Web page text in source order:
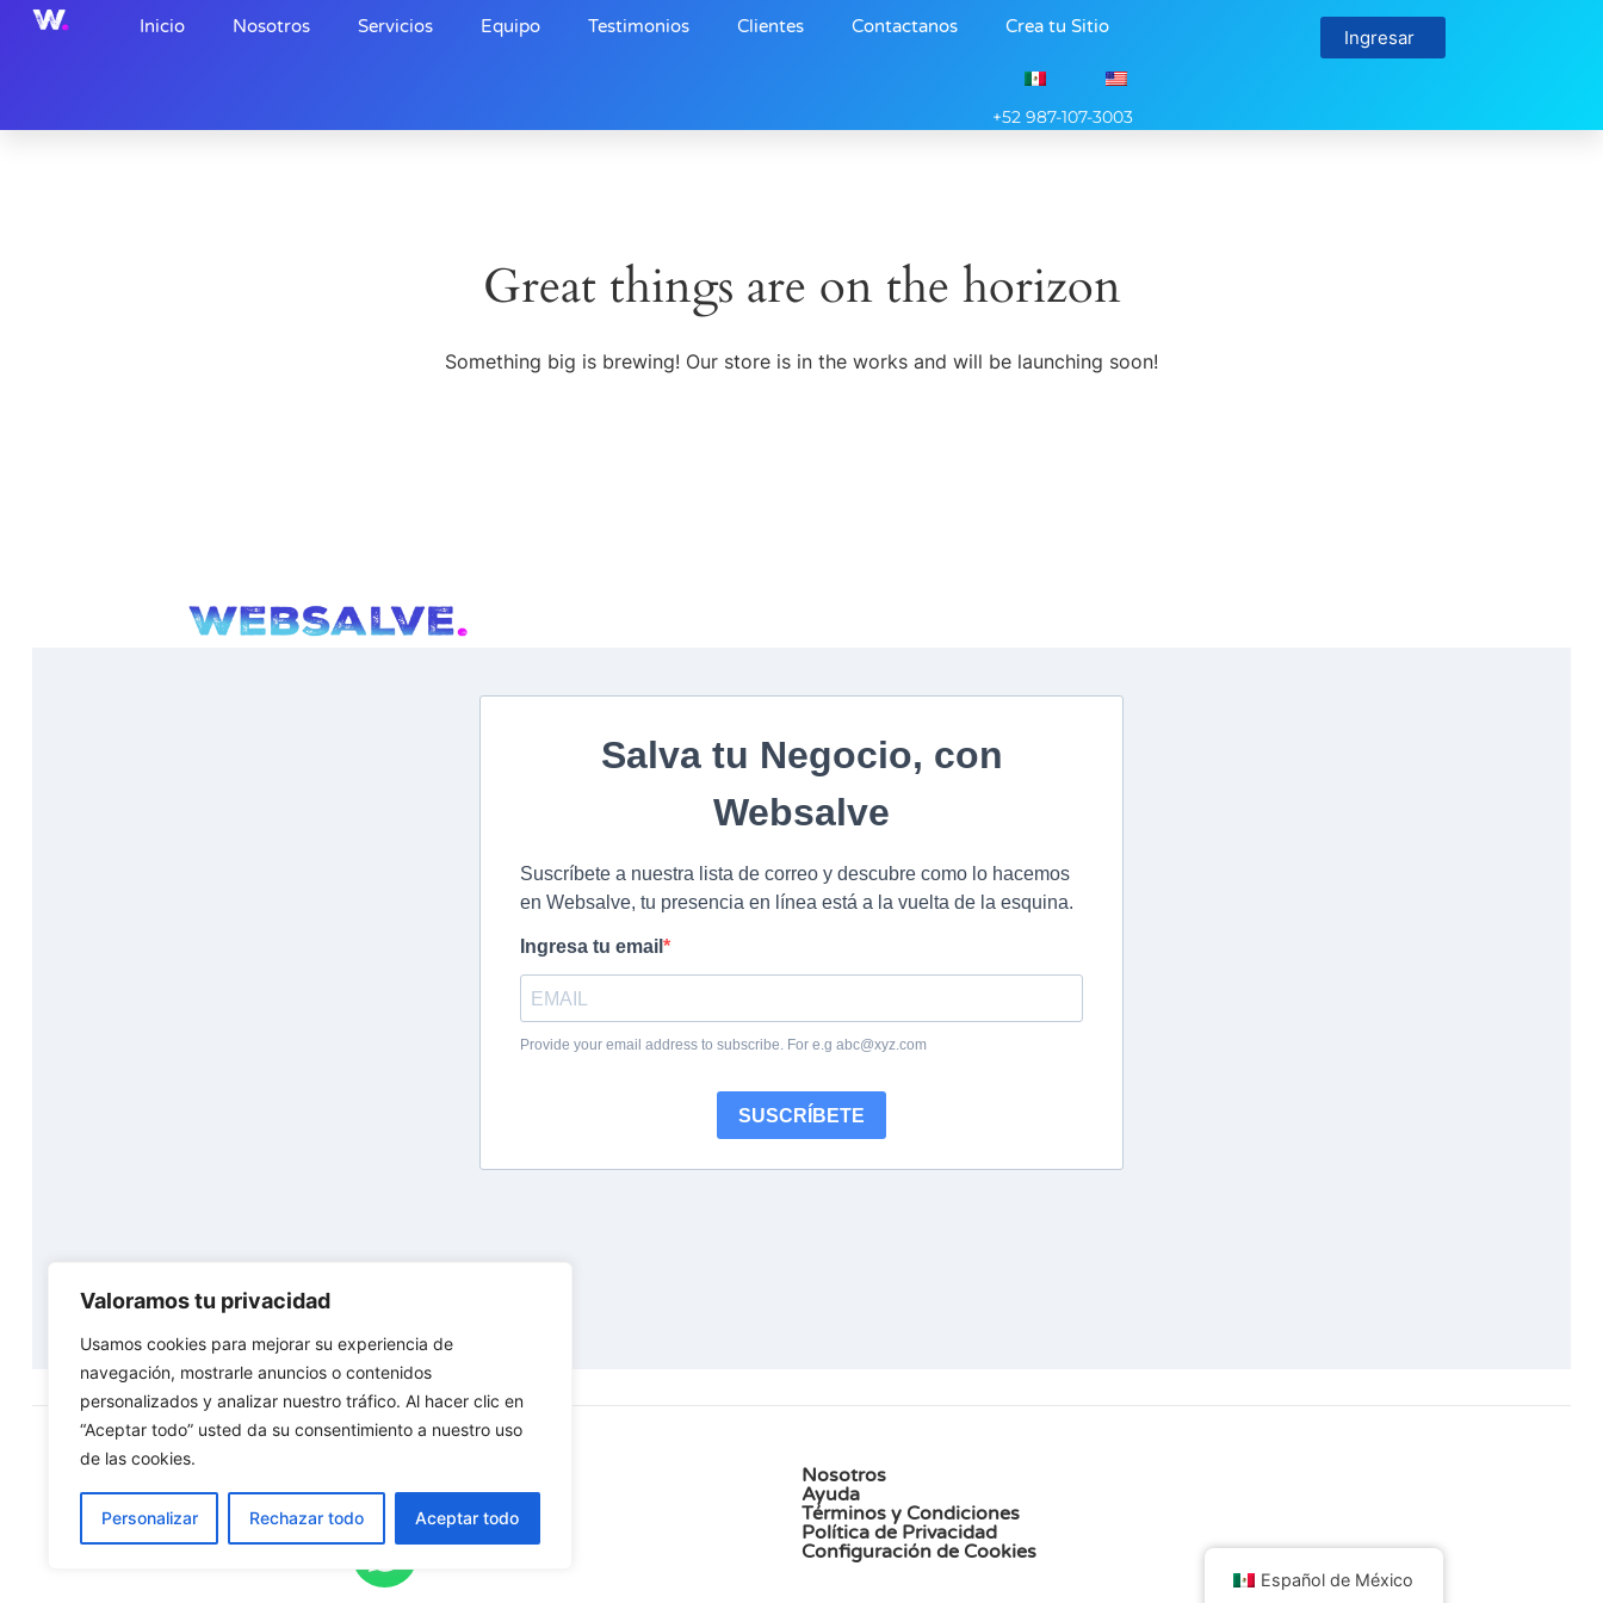
Valoramos tu privacidad
Usamos cookies para mejorar su experiencia de
navegación, mostrarle anuncios o contenidos
personalizados y analizar nuestro tráfico. Al hacer clic en
“Aceptar todo” usted da su consentimiento a nuestro uso
de las cookies.
Personalizar Rechazar todo Aceptar todo
Inicio Nosotros Servicios Equipo Testimonios Clientes Contactanos Crea tu Sitio
+52 987-107-3003
Ingresar
Great things are on the horizon
Something big is brewing! Our store is in the works and will be launching soon!
Nosotros
Ayuda
Términos y Condiciones
Política de Privacidad
Configuración de Cookies
Español de México